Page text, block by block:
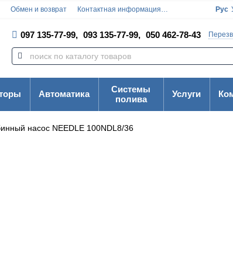
Обмен и возврат Контактная информация Рус
097 135-77-99, 093 135-77-99, 050 462-78-43
Автоматика
Системы
полива
Услуги